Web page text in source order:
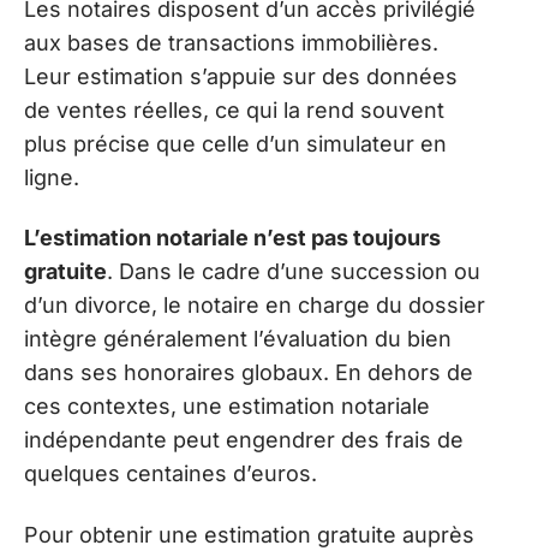
Les notaires disposent d’un accès privilégié
aux bases de transactions immobilières.
Leur estimation s’appuie sur des données
de ventes réelles, ce qui la rend souvent
plus précise que celle d’un simulateur en
ligne.
L’estimation notariale n’est pas toujours
gratuite. Dans le cadre d’une succession ou
d’un divorce, le notaire en charge du dossier
intègre généralement l’évaluation du bien
dans ses honoraires globaux. En dehors de
ces contextes, une estimation notariale
indépendante peut engendrer des frais de
quelques centaines d’euros.
Pour obtenir une estimation gratuite auprès